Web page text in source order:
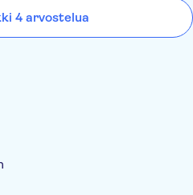
4 arvostelua